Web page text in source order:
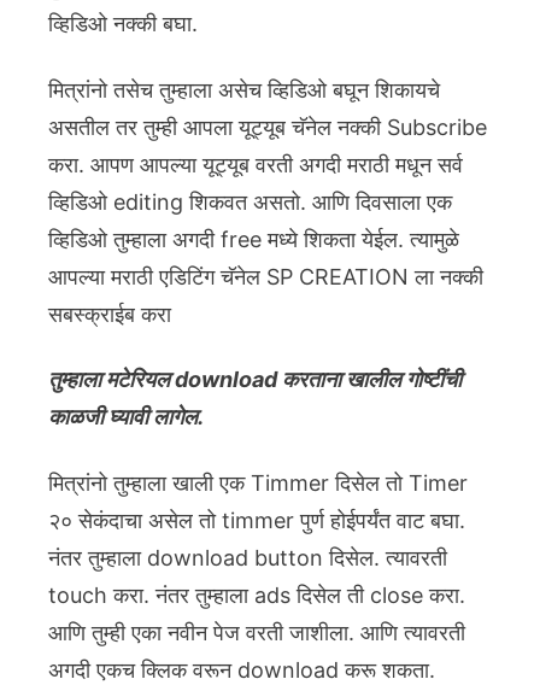
व्हिडिओ नक्की बघा.
मित्रांनो तसेच तुम्हाला असेच व्हिडिओ बघून शिकायचे
असतील तर तुम्ही आपला यूट्यूब चॅनेल नक्की Subscribe
करा. आपण आपल्या यूट्यूब वरती अगदी मराठी मधून सर्व
व्हिडिओ editing शिकवत असतो. आणि दिवसाला एक
व्हिडिओ तुम्हाला अगदी free मध्ये शिकता येईल. त्यामुळे
आपल्या मराठी एडिटिंग चॅनेल SP CREATION ला नक्की
सबस्क्राईब करा
तुम्हाला मटेरियल download करताना खालील गोष्टींची
काळजी घ्यावी लागेल.
मित्रांनो तुम्हाला खाली एक Timmer दिसेल तो Timer
२० सेकंदाचा असेल तो timmer पुर्ण होईपर्यंत वाट बघा.
नंतर तुम्हाला download button दिसेल. त्यावरती
touch करा. नंतर तुम्हाला ads दिसेल ती close करा.
आणि तुम्ही एका नवीन पेज वरती जाशीला. आणि त्यावरती
अगदी एकच क्लिक वरून download करू शकता.